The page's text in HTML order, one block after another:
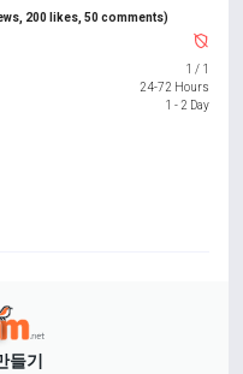
200 likes, 50 comments)
1 / 1
24-72 Hours
1 - 2 Day
들기